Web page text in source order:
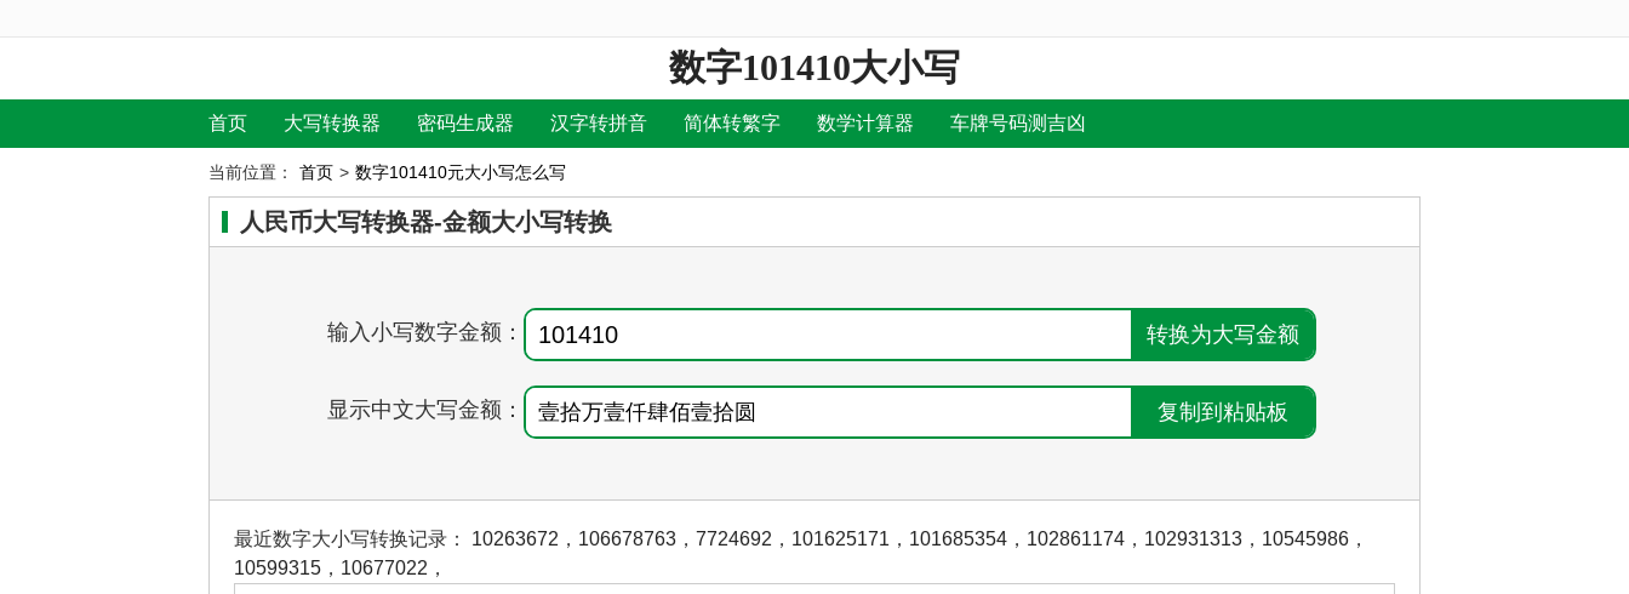
数字101410大小写
首页 大写转换器 密码生成器 汉字转拼音 简体转繁字 数学计算器 车牌号码测吉凶
当前位置： 首页 > 数字101410元大小写怎么写
人民币大写转换器-金额大小写转换
输入小写数字金额：
显示中文大写金额：
最近数字大小写转换记录： 10263672 ， 106678763 ， 7724692 ， 101625171 ， 101685354 ， 102861174 ， 102931313 ， 10545986 ，
10599315 ， 10677022 ，